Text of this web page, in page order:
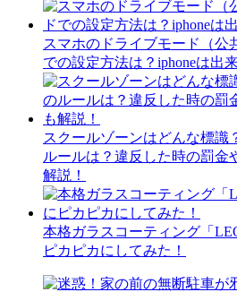
スマホのドライブモード（公
での設定方法は？iphoneは出
スクールゾーンはどんな標識
ルールは？違反した時の罰金
解説！
本格ガラスコーティング「
ピカピカにしてみた！